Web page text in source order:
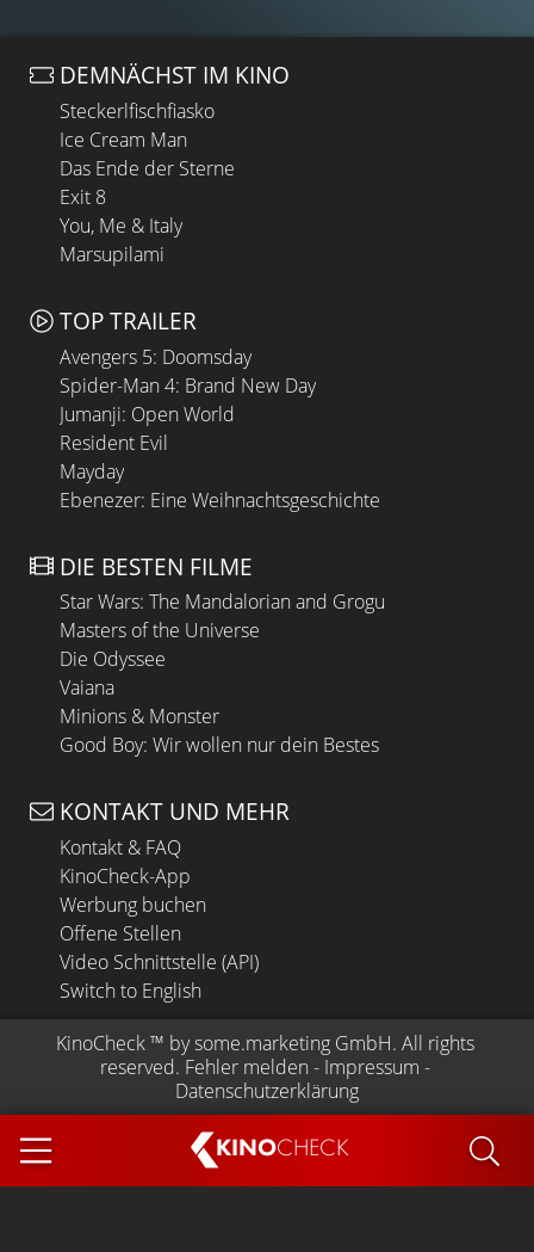
KINOCHECK
DEMNÄCHST IM KINO
Steckerlfischfiasko
Ice Cream Man
Das Ende der Sterne
Exit 8
You, Me & Italy
Marsupilami
TOP TRAILER
Avengers 5: Doomsday
Spider-Man 4: Brand New Day
Jumanji: Open World
Resident Evil
Mayday
Ebenezer: Eine Weihnachtsgeschichte
DIE BESTEN FILME
Star Wars: The Mandalorian and Grogu
Masters of the Universe
Die Odyssee
Vaiana
Minions & Monster
Good Boy: Wir wollen nur dein Bestes
KONTAKT UND MEHR
Kontakt & FAQ
KinoCheck-App
Werbung buchen
Offene Stellen
Video Schnittstelle (API)
Switch to English
KinoCheck ™ by some.marketing GmbH. All rights
reserved. Fehler melden - Impressum -
Datenschutzerklärung